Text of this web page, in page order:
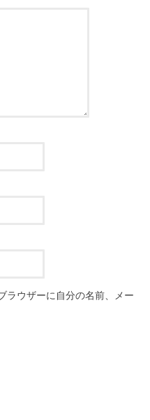
ラウザーに自分の名前、メー